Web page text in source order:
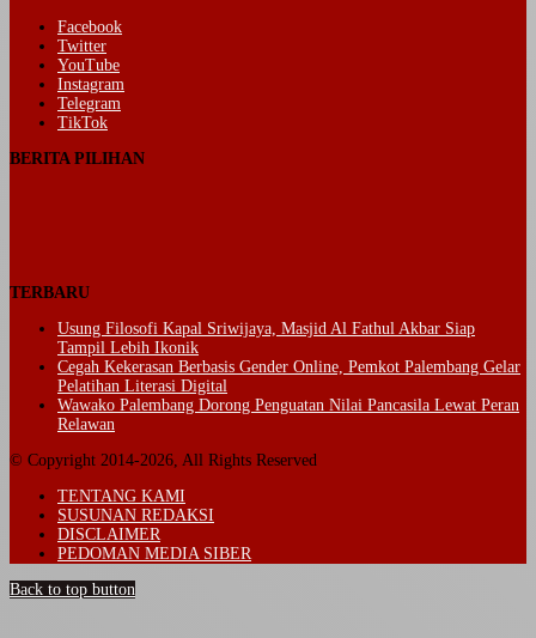
Facebook
Twitter
YouTube
Instagram
Telegram
TikTok
BERITA PILIHAN
TERBARU
Usung Filosofi Kapal Sriwijaya, Masjid Al Fathul Akbar Siap
Tampil Lebih Ikonik
Cegah Kekerasan Berbasis Gender Online, Pemkot Palembang Gelar
Pelatihan Literasi Digital
Wawako Palembang Dorong Penguatan Nilai Pancasila Lewat Peran
Relawan
© Copyright 2014-2026, All Rights Reserved
TENTANG KAMI
SUSUNAN REDAKSI
DISCLAIMER
PEDOMAN MEDIA SIBER
Back to top button